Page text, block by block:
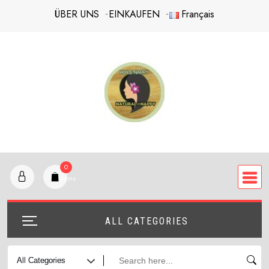
ÜBER UNS EINKAUFEN Français
ALL CATEGORIES
0
items